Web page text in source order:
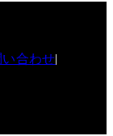
合わせ